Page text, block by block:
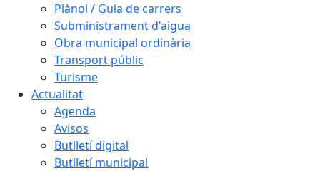
Plànol / Guia de carrers
Subministrament d'aigua
Obra municipal ordinària
Transport públic
Turisme
Actualitat
Agenda
Avisos
Butlletí digital
Butlletí municipal